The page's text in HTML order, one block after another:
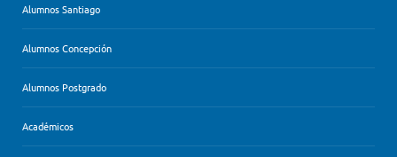
Alumnos Santiago
Alumnos Concepción
Alumnos Postgrado
Académicos